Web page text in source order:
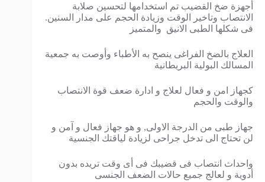
أجهزة ضخ القضيب تم استخدامها لتحسين صلابة
الانتصاب وتاخير الوقت وزيادة الحجم على مدار السنين.
فى شكلها الطبى الانيق والمتميز
العلاج بالضخ الفراغى ينصح به الأطباء وأوصت به جمعية
المسالك البولية البريطانية
كجهاز امن و فعال لعلاج و ادارة ضعف قوة الانتصاب
والوقت والحجم
جهاز طبى من الدرجة الاولى, و هو جهاز فعال و آمن و
لن تحتاج الى تدخل جراحى لزيادة لياقتك الجنسية
واحداث انتصاب فى قضيبك فى أى وقت تريده بدون
أدوية و لعالج جميع حالات الضعف الجنسى